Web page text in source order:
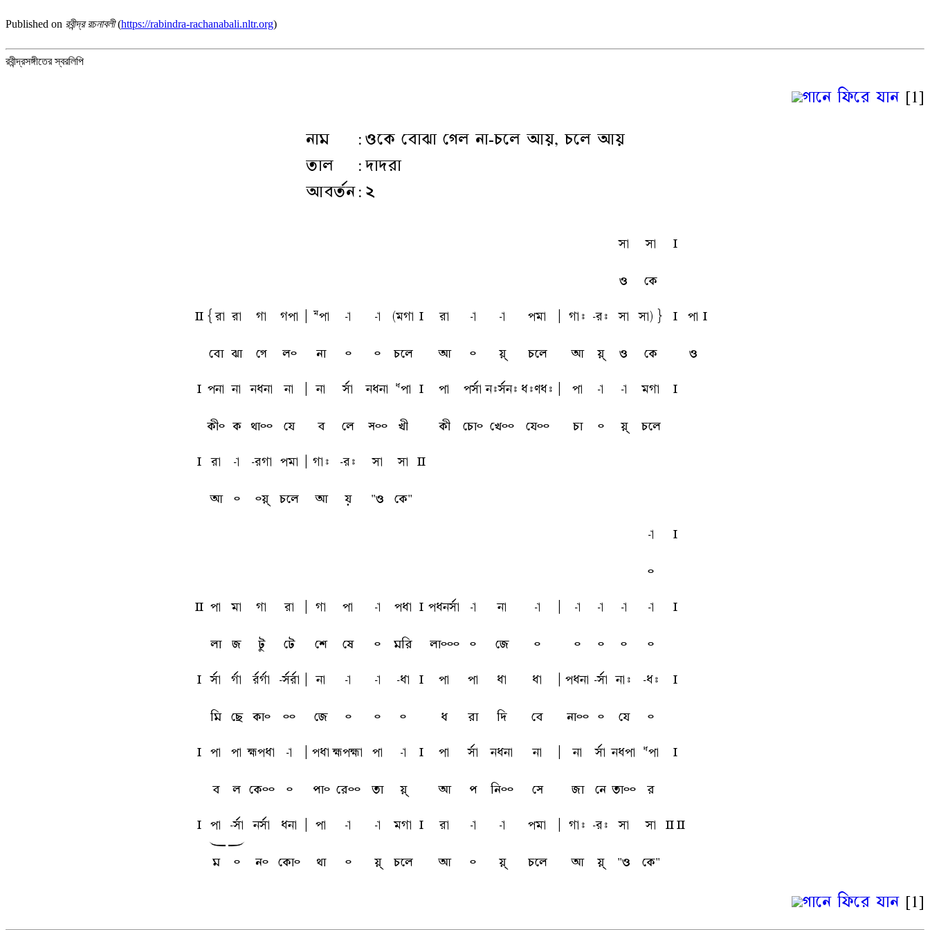
Published on রবীন্দ্র রচনাবলী(https://rabindra-rachanabali.nltr.org)
রবীন্দ্রসঙ্গীতের স্বরলিপি
গানে ফিরে যান [1]
নাম
:ওকে বোঝা গেল না-চলে আয়, চলে আয়
তাল
:দাদরা
আবর্তন : ২
sa sa l
ও কে
L {ra ra ga gpa Mpa -a -a (mga l ra -a -a pma gai -ri sa sa)} l pa l
বো ঝা গে ল৹ না ৹ ৹ চলে আ ৹ য়্ চলে আ য়্ ও কে ও
l pna na nqna na na sfa nqna Qpa l pa psfa nisfni qiuqi pa -a -a mga l
কী৹ ক থা৹৹ যে ব লে স৹৹ খী কী চো৹ খে৹৹ যে৹৹ চা ৹ য়্ চলে
l ra -a -rga pma gai -ri sa sa L
আ ৹ ৹য়্ চলে আ য় "ও কে"
-a l
৹
L pa ma ga ra ga pa -a pqa l pqnsfa -a na -a -a -a -a -a l
লা জ টু টে শে ষে ৹ মরি লা৹৹৹ ৹ জে ৹ ৹ ৹ ৹ ৹
l sfa gfa rfgfa -sfrfa na -a -a -qa l pa pa qa qa pqna -sfa nai -qi l
মি ছে কা৹ ৹৹ জে ৹ ৹ ৹ ধ রা দি বে না৹৹ ৹ যে ৹
l pa pa kpqa -a pqa kpka pa -a l pa sfa nqna na na sfa nqpa Qpa l
ব ল কে৹৹ ৹ পা৹ রে৹৹ তা য়্ আ প নি৹৹ সে জা নে তা৹৹ র
l pa -sfa nsfa qna pa -a -a mga l ra -a -a pma gai -ri sa sa
L L
w x
ম ৹ ন৹ কো৹ থা ৹ য়্ চলে আ ৹ য়্ চলে আ য়্ "ও কে"
গানে ফিরে যান [1]